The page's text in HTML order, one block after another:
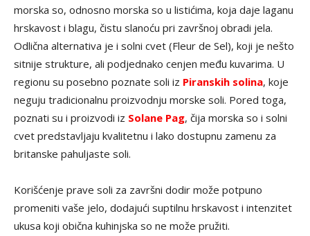
morska so, odnosno morska so u listićima, koja daje laganu
hrskavost i blagu, čistu slanoću pri završnoj obradi jela.
Odlična alternativa je i solni cvet (Fleur de Sel), koji je nešto
sitnije strukture, ali podjednako cenjen među kuvarima. U
regionu su posebno poznate soli iz Piranskih solina, koje
neguju tradicionalnu proizvodnju morske soli. Pored toga,
poznati su i proizvodi iz Solane Pag, čija morska so i solni
cvet predstavljaju kvalitetnu i lako dostupnu zamenu za
britanske pahuljaste soli.
Korišćenje prave soli za završni dodir može potpuno
promeniti vaše jelo, dodajući suptilnu hrskavost i intenzitet
ukusa koji obična kuhinjska so ne može pružiti.